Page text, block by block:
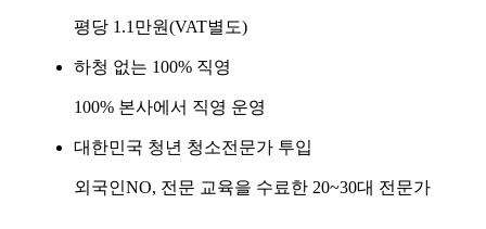
평당 1.1만원(VAT별도)
하청 없는 100% 직영
100% 본사에서 직영 운영
대한민국 청년 청소전문가 투입
외국인NO, 전문 교육을 수료한 20~30대 전문가